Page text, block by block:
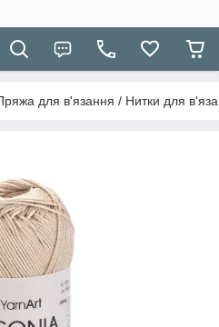
для в'язання / Нитки для